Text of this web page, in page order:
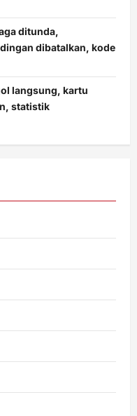
ditunda,
dibatalkan, kode
langsung, kartu
statistik